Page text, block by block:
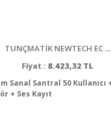
TUNÇMATİK NEWTECH EC ...
Fiyat : 8.423,32 TL